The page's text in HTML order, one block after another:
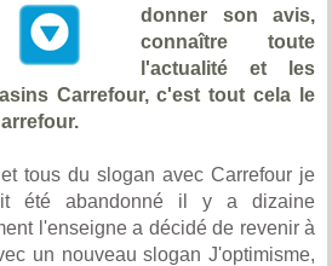
donner son avis,
connaître toute
l'actualité et les
Carrefour, c'est tout cela le
tous du slogan avec Carrefour je
été abandonné il y a dizaine
l'enseigne a décidé de revenir à
un nouveau slogan J'optimisme,